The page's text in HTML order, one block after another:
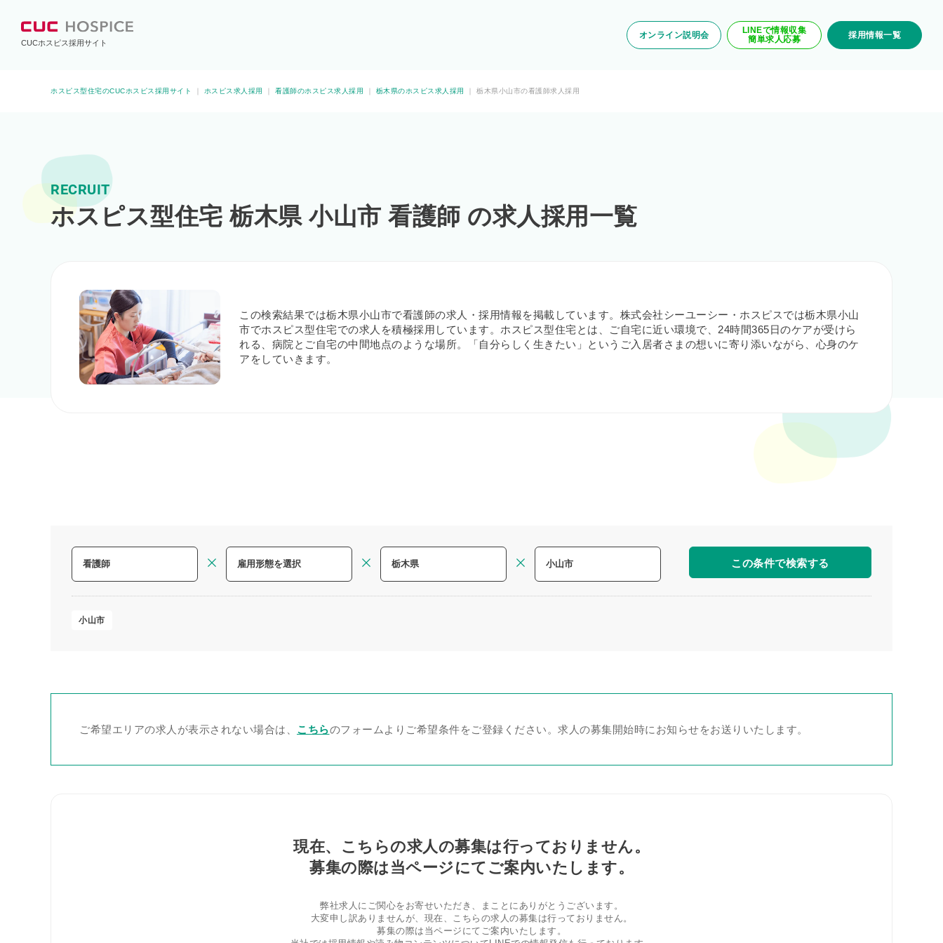
CUCホスピス採用サイト
オンライン説明会
LINEで情報収集
簡単求人応募
採用情報一覧
ホスピス型住宅のCUCホスピス採用サイト ホスピス求人採用 看護師のホスピス求人採用 栃木県のホスピス求人採用 栃木県小山市の看護師求人採用
RECRUIT
ホスピス型住宅 栃木県 小山市 看護師 の求人採用一覧
この検索結果では栃木県小山市で看護師の求人・採用情報を掲載しています。株式会社シーユーシー・ホスピスでは栃木県小山
市でホスピス型住宅での求人を積極採用しています。ホスピス型住宅とは、ご自宅に近い環境で、24時間365日のケアが受けら
れる、病院とご自宅の中間地点のような場所。「自分らしく生きたい」というご入居者さまの想いに寄り添いながら、心身のケ
アをしていきます。
この条件で検索する
小山市
ご希望エリアの求人が表示されない場合は、 こちらのフォームよりご希望条件をご登録ください。求人の募集開始時にお知らせをお送りいたします。
現在、こちらの求人の募集は行っておりません。
募集の際は当ページにてご案内いたします。
弊社求人にご関心をお寄せいただき、まことにありがとうございます。
大変申し訳ありませんが、現在、こちらの求人の募集は行っておりません。
募集の際は当ページにてご案内いたします。